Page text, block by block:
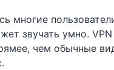
многие
звучать умно.
чем обычные